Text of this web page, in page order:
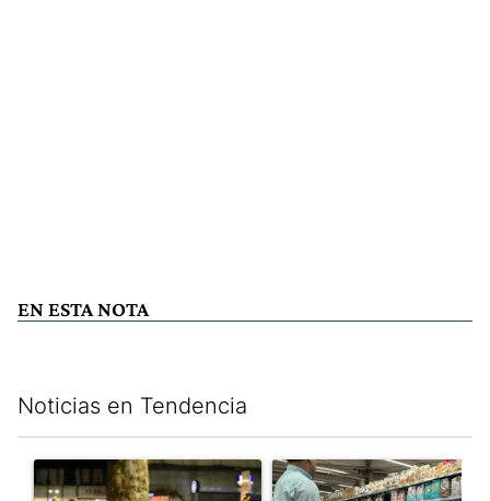
EN ESTA NOTA
Noticias en Tendencia
Un artículo de tendencia con el título "La violencia sigue en
Un artículo de tendencia con